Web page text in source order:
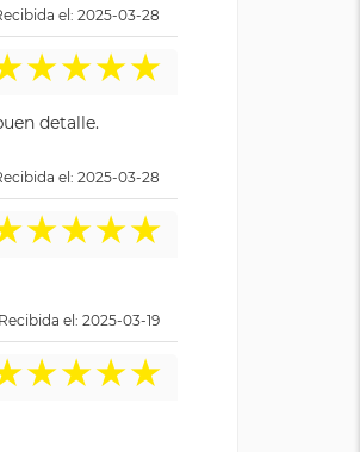
el: 2025-03-28
★★★★
detalle.
el: 2025-03-28
★★★★
el: 2025-03-19
★★★★